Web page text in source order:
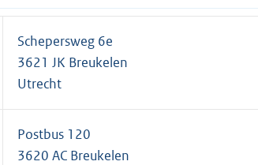
Schepersweg 6e
3621 JK Breukelen
Utrecht
Postbus 120
3620 AC Breukelen